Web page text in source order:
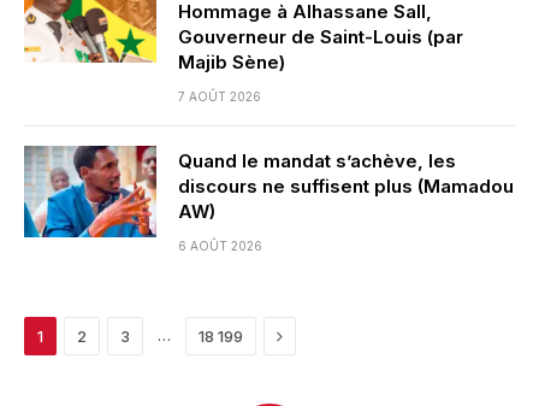
Hommage à Alhassane Sall,
Gouverneur de Saint-Louis (par
Majib Sène)
7 AOÛT 2026
Quand le mandat s’achève, les
discours ne suffisent plus (Mamadou
AW)
6 AOÛT 2026
1 2 3 … 18 199 Next